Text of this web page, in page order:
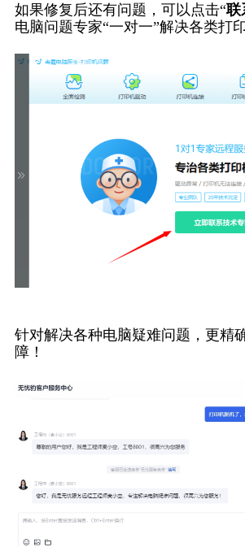
如果修复后还有问题，可以点击“联
电脑问题专家“一对一”解决各类打
针对解决各种电脑疑难问题，更精
障！